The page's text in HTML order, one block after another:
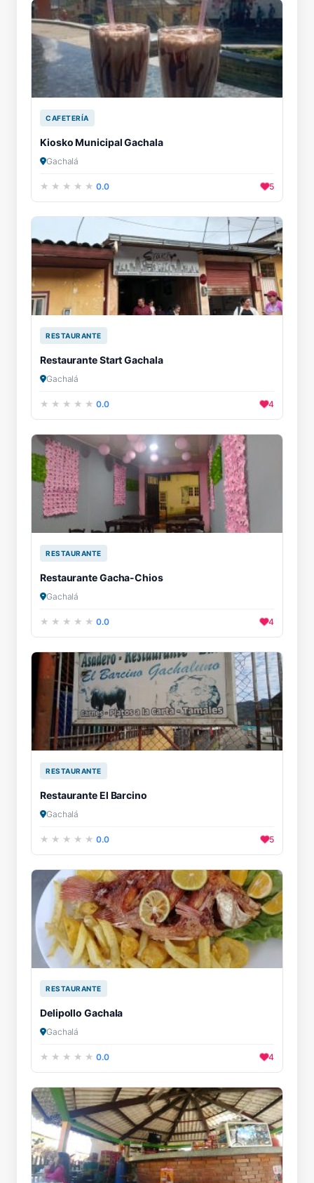
CAFETERÍA
Kiosko Municipal Gachala
Gachalá
0.0 5
RESTAURANTE
Restaurante Start Gachala
Gachalá
0.0 4
RESTAURANTE
Restaurante Gacha-Chios
Gachalá
0.0 4
RESTAURANTE
Restaurante El Barcino
Gachalá
0.0 5
RESTAURANTE
Delipollo Gachala
Gachalá
0.0 4